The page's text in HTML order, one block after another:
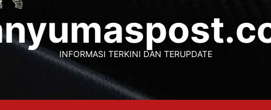
INFORMASI TERKINI DAN TERUPDATE